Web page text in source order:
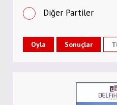
Diğer Partiler